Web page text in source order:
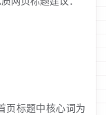
页标题中核心词为